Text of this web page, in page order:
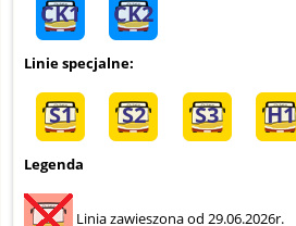
CK1 CK2
Linie specjalne:
S1 S2 S3 H1
Legenda
Linia zawieszona od 29.06.2026r.